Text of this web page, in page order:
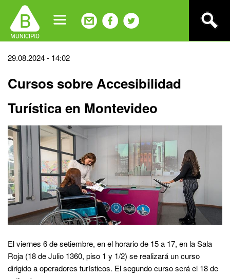
navigation
Back
top
29.08.2024 - 14:02
Cursos sobre Accesibilidad
Turística en Montevideo
El viernes 6 de setiembre, en el horario de 15 a 17, en la Sala
Roja (18 de Julio 1360, piso 1 y 1/2) se realizará un curso
dirigido a operadores turísticos. El segundo curso será el 18 de